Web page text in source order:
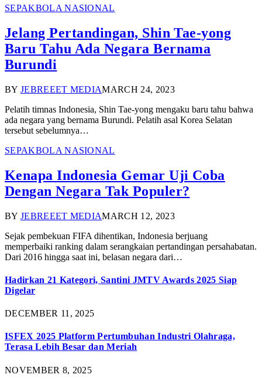
SEPAKBOLA NASIONAL
Jelang Pertandingan, Shin Tae-yong
Baru Tahu Ada Negara Bernama
Burundi
BY JEBREEET MEDIAMARCH 24, 2023
Pelatih timnas Indonesia, Shin Tae-yong mengaku baru tahu bahwa
ada negara yang bernama Burundi. Pelatih asal Korea Selatan
tersebut sebelumnya…
SEPAKBOLA NASIONAL
Kenapa Indonesia Gemar Uji Coba
Dengan Negara Tak Populer?
BY JEBREEET MEDIAMARCH 12, 2023
Sejak pembekuan FIFA dihentikan, Indonesia berjuang
memperbaiki ranking dalam serangkaian pertandingan persahabatan.
Dari 2016 hingga saat ini, belasan negara dari…
Hadirkan 21 Kategori, Santini JMTV Awards 2025 Siap
Digelar
DECEMBER 11, 2025
ISFEX 2025 Platform Pertumbuhan Industri Olahraga,
Terasa Lebih Besar dan Meriah
NOVEMBER 8, 2025